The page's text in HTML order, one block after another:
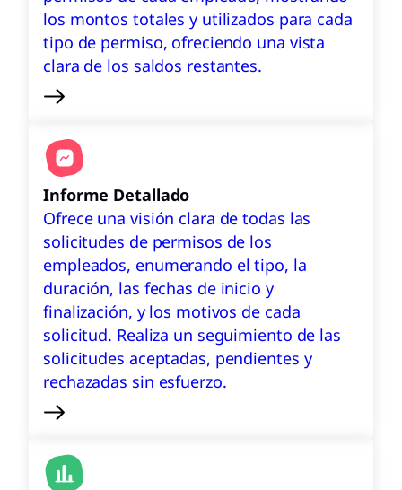
los montos totales y utilizados para cada
tipo de permiso, ofreciendo una vista
clara de los saldos restantes.
Informe Detallado
Ofrece una visión clara de todas las
solicitudes de permisos de los
empleados, enumerando el tipo, la
duración, las fechas de inicio y
finalización, y los motivos de cada
solicitud. Realiza un seguimiento de las
solicitudes aceptadas, pendientes y
rechazadas sin esfuerzo.